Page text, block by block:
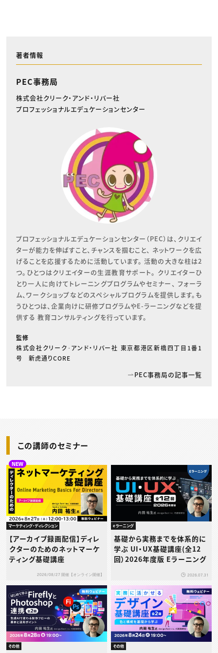
著者情報
PEC事務局
株式会社クリーク・アンド・リバー社
プロフェッショナルエデュケーションセンター
プロフェッショナルエデュケーションセンター（PEC）は、クリエイ
ターが能力を伸ばすこと、チャンスを掴むこと、 ネットワークを広
げることを応援するために活動しています。 活動の大きな柱は2
つ。ひとつはクリエイターの生涯教育サポート。 クリエイターひ
とり一人に向けてトレーニングプログラムやセミナー、 フォーラ
ム、ワークショップなどのスペシャルプログラムを提供します。も
うひとつは、企業向けに研修プログラムやE-ラーニングなどを提
供する 教育コンサルティングを行っています。
監修
株式会社クリーク･アンド・リバー社 東京都港区新橋四丁目1番1
号 新虎通りCORE
PEC事務局の記事一覧
この講師のセミナー
NEW
マーケティング・ディレクション
【アーカイブ録画配信】ディレ
クターのためのネットマーケ
ティング基礎講座
2026/08/27 開催【オンライン開催】
eラーニング
基礎から実務までを体系的に
学ぶ UI・UX基礎講座(全12
回）2026年度版 Eラーニング
2026.07.31
その他 その他